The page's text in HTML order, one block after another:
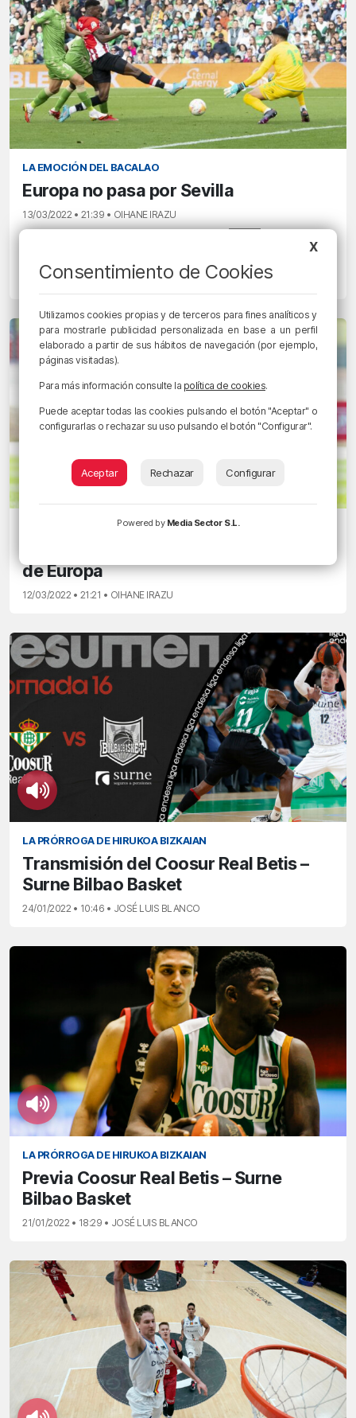
LA EMOCIÓN DEL BACALAO
Europa no pasa por Sevilla
13/03/2022 • 21:39 • OIHANE IRAZU
BET ATH
LA EMOCIÓN DEL BACALAO
de Europa
12/03/2022 • 21:21 • OIHANE IRAZU
LA PRÓRROGA DE HIRUKOA BIZKAIAN
Transmisión del Coosur Real Betis –
Surne Bilbao Basket
24/01/2022 • 10:46 • JOSÉ LUIS BLANCO
LA PRÓRROGA DE HIRUKOA BIZKAIAN
Previa Coosur Real Betis – Surne
Bilbao Basket
21/01/2022 • 18:29 • JOSÉ LUIS BLANCO
X
Consentimiento de Cookies
Utilizamos cookies propias y de terceros para fines analíticos y
para mostrarle publicidad personalizada en base a un perfil
elaborado a partir de sus hábitos de navegación (por ejemplo,
páginas visitadas).
Para más información consulte la política de cookies.
Puede aceptar todas las cookies pulsando el botón "Aceptar" o
configurarlas o rechazar su uso pulsando el botón "Configurar".
Aceptar Rechazar Configurar
Powered by Media Sector S.L.